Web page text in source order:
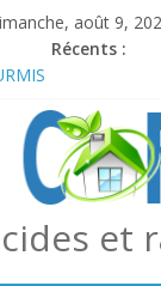
août 9,
Récents :
Derma’Alp
frelons asiatiques
Moustiques,et